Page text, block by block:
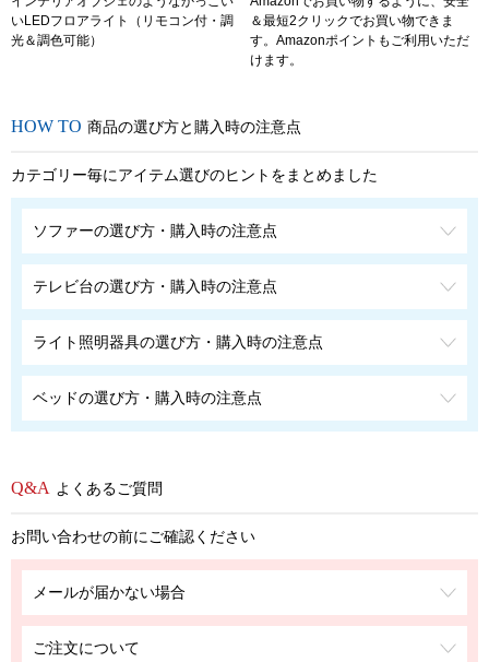
いLEDフロアライト（リモコン付・調
光＆調色可能）
＆最短2クリックでお買い物できま
す。Amazonポイントもご利用いただ
けます。
商品の選び方と購入時の注意点
カテゴリー毎にアイテム選びのヒントをまとめました
ソファーの選び方・購入時の注意点
テレビ台の選び方・購入時の注意点
ライト照明器具の選び方・購入時の注意点
ベッドの選び方・購入時の注意点
よくあるご質問
お問い合わせの前にご確認ください
メールが届かない場合
ご注文について